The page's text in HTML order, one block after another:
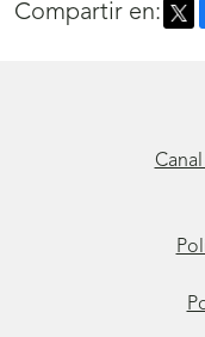
Compartir en: